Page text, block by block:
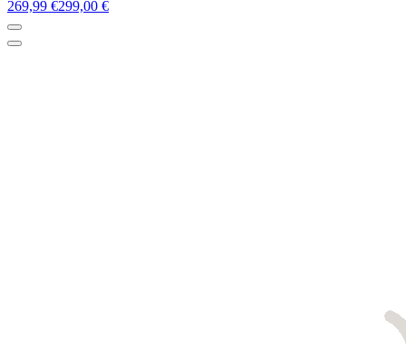
269,99 €299,00 €